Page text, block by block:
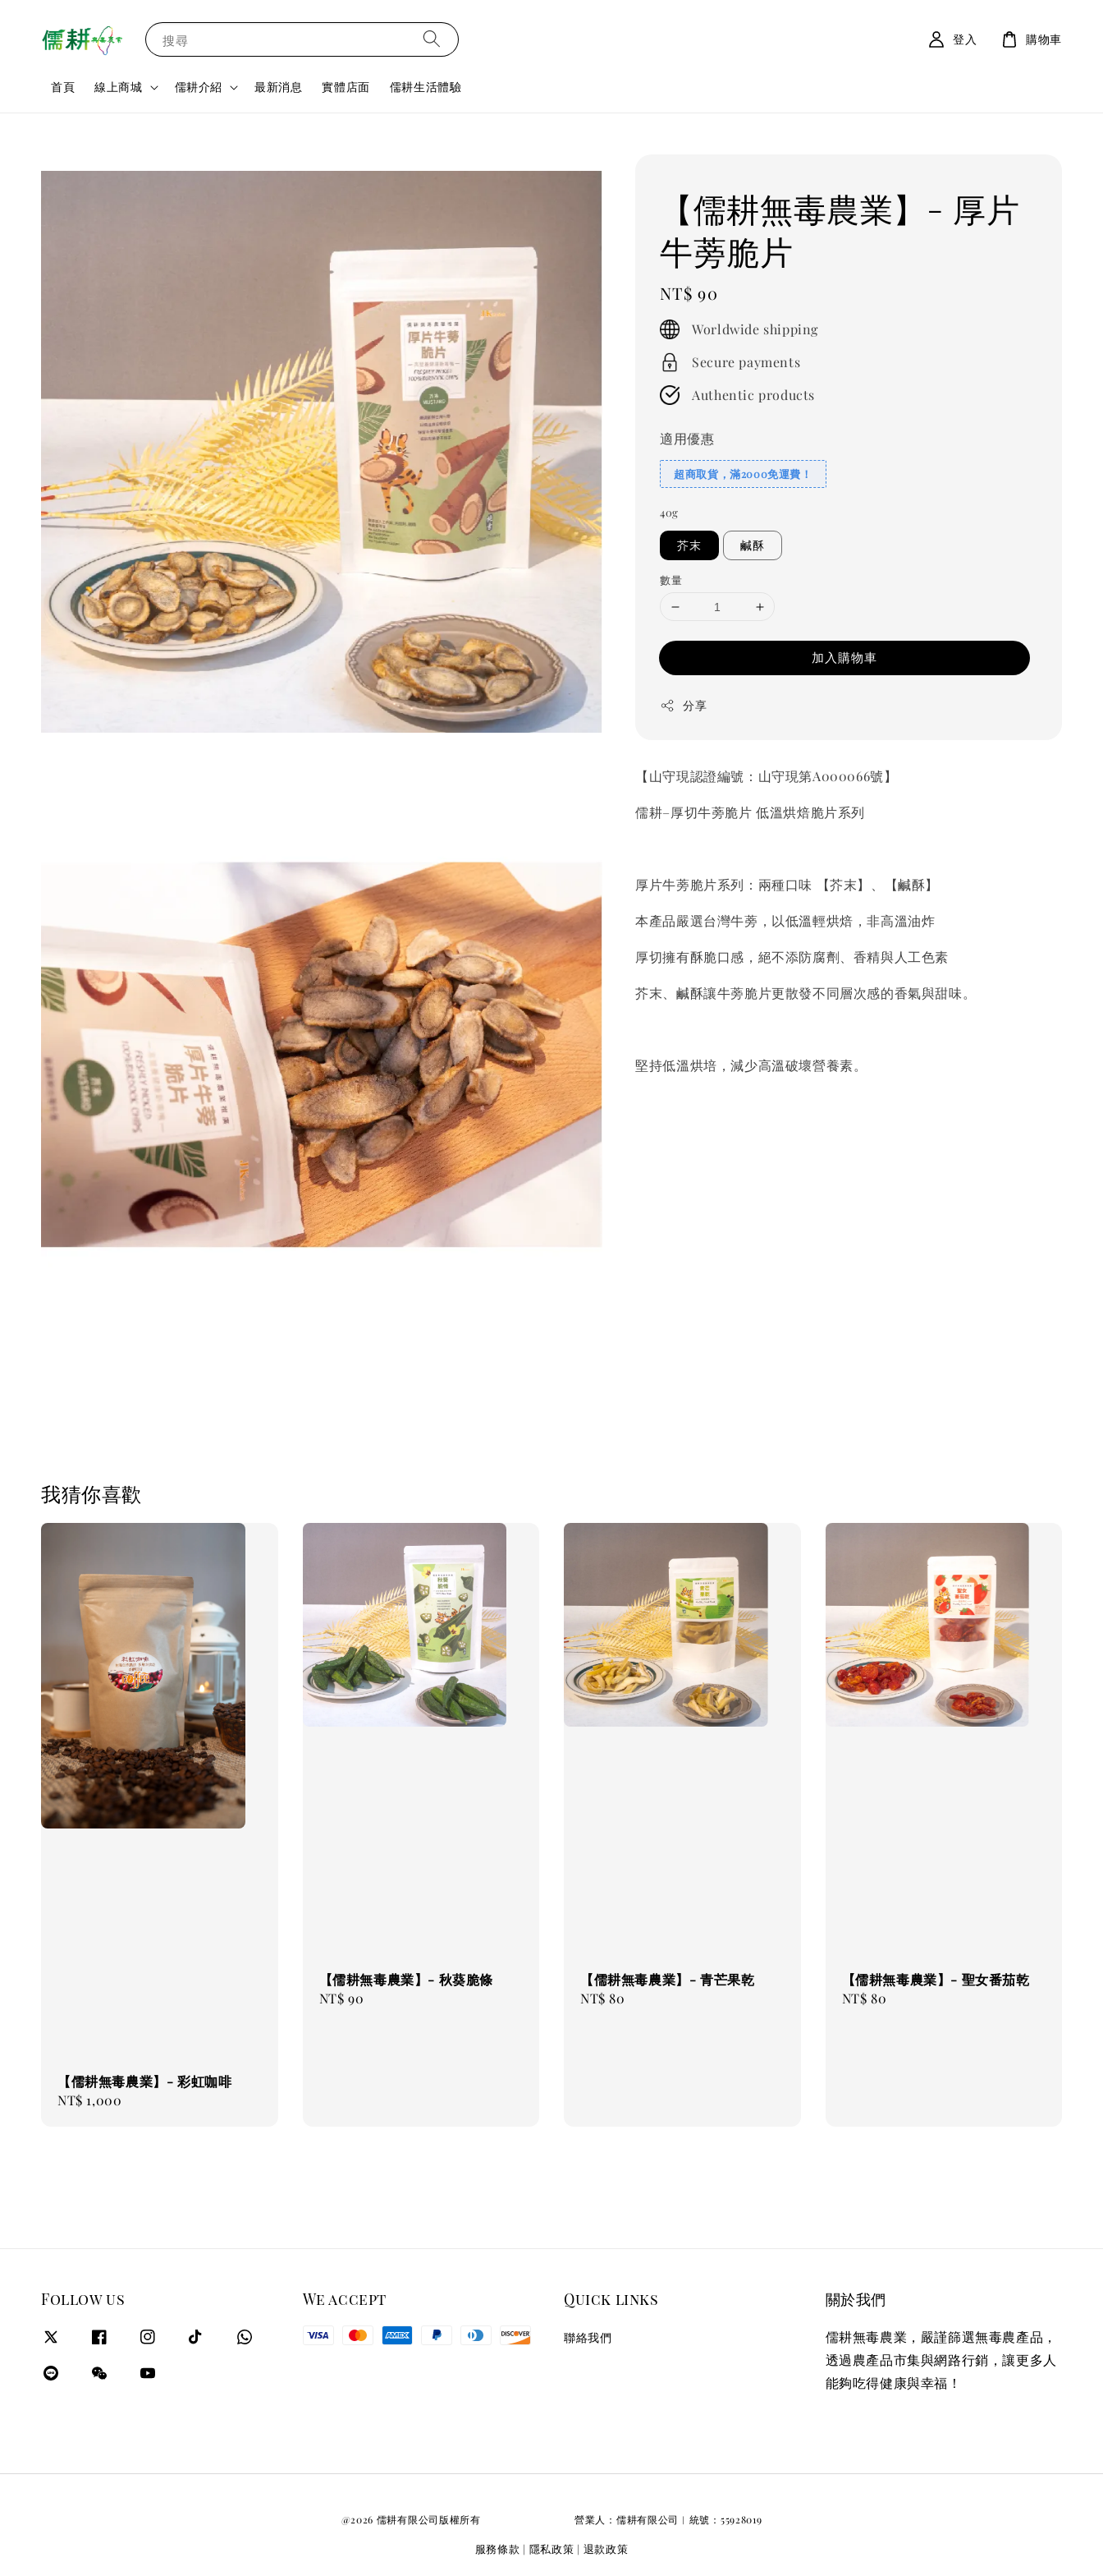
搜尋
首頁 線上商城 儒耕介紹 最新消息 實體店面 儒耕生活體驗
登入 購物車
【儒耕無毒農業】- 厚片
牛蒡脆片
Regular
price
NT$ 90
Worldwide shipping
Secure payments
Authentic products
適用優惠
超商取貨，滿2000免運費！
40g
芥末 鹹酥
數量
加入購物車
分享
【山守現認證編號：山守現第A000066號】
儒耕–厚切牛蒡脆片 低溫烘焙脆片系列
厚片牛蒡脆片系列：兩種口味 【芥末】、【鹹酥】
本產品嚴選台灣牛蒡，以低溫輕烘焙，非高溫油炸
厚切擁有酥脆口感，絕不添防腐劑、香精與人工色素
芥末、鹹酥讓牛蒡脆片更散發不同層次感的香氣與甜味。
堅持低溫烘培，減少高溫破壞營養素。
我猜你喜歡
【儒耕無毒農業】- 彩虹咖啡
Regular
NT$ 1,000
【儒耕無毒農業】- 秋葵脆條
Regular
NT$ 90
【儒耕無毒農業】- 青芒果乾
Regular
NT$ 80
【儒耕無毒農業】- 聖女番茄乾
Regular
NT$ 80
Follow us We accept Quick links
聯絡我們
關於我們
儒耕無毒農業，嚴謹篩選無毒農產品，
透過農產品市集與網路行銷，讓更多人
能夠吃得健康與幸福！
@2026 儒耕有限公司版權所有 營業人：儒耕有限公司︱統號：55928019
服務條款 | 隱私政策 | 退款政策